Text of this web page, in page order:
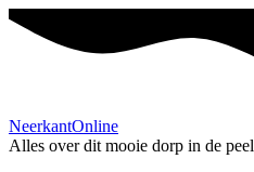
NeerkantOnline
Alles over dit mooie dorp in de peel